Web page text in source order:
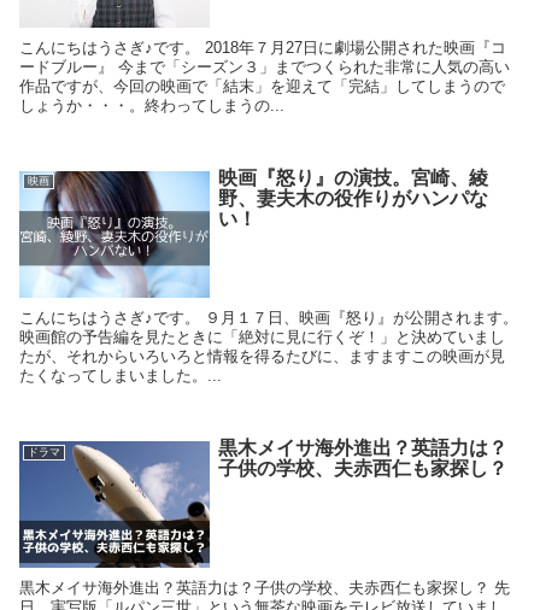
こんにちはうさぎ♪です。 2018年７月27日に劇場公開された映画『コ
ードブルー』 今まで「シーズン３」までつくられた非常に人気の高い
作品ですが、今回の映画で「結末」を迎えて「完結」してしまうので
しょうか・・・。終わってしまうの...
映画
映画『怒り』の演技。宮崎、綾
野、妻夫木の役作りがハンパな
い！
こんにちはうさぎ♪です。 ９月１７日、映画『怒り』が公開されます。
映画館の予告編を見たときに「絶対に見に行くぞ！」と決めていまし
たが、それからいろいろと情報を得るたびに、ますますこの映画が見
たくなってしまいました。...
ドラマ
黒木メイサ海外進出？英語力は？
子供の学校、夫赤西仁も家探し？
黒木メイサ海外進出？英語力は？子供の学校、夫赤西仁も家探し？ 先